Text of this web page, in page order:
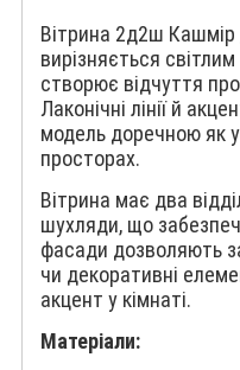
Вітрина 2д2ш
вирізняється світлим
створює відчуття
Лаконічні лінії й
модель доречною як
просторах.
Вітрина має два
шухляди, що
фасади дозволяють
чи декоративні
акцент у кімнаті.
Матеріали: